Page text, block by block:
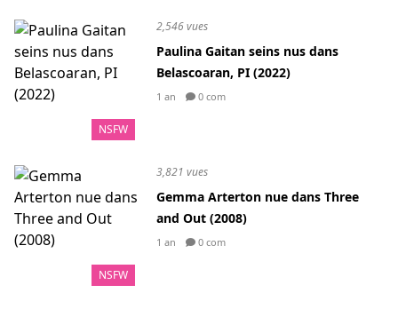
NSFW
2,546 vues
Paulina Gaitan seins nus dans
Belascoaran, PI (2022)
1 an 0 com
NSFW
3,821 vues
Gemma Arterton nue dans Three
and Out (2008)
1 an 0 com